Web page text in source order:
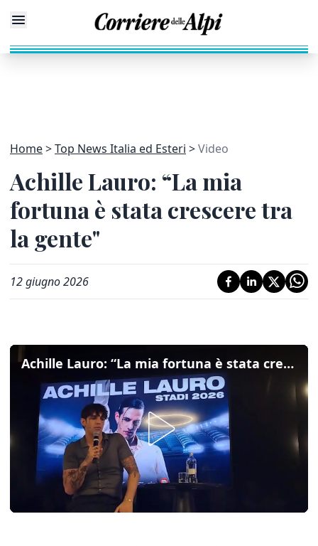
Home Top News Italia ed Esteri Video
Achille Lauro: “La mia
fortuna è stata crescere tra
la gente"
12 giugno 2026
Achille Lauro: “La mia fortuna è stata crescere tra la gente"